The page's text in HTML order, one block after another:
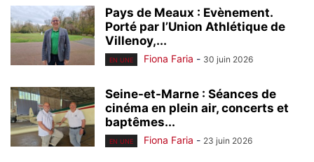
Pays de Meaux : Evènement.
Porté par l’Union Athlétique de
Villenoy,...
EN UNE Fiona Faria - 30 juin 2026
Seine-et-Marne : Séances de
cinéma en plein air, concerts et
baptêmes...
EN UNE Fiona Faria - 23 juin 2026